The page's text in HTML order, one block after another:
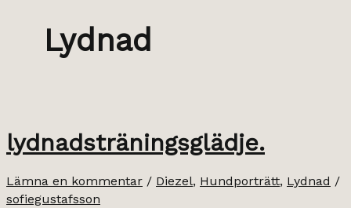
Lydnad
lydnadsträningsglädje.
Lämna en kommentar / Diezel, Hundporträtt, Lydnad /
sofiegustafsson